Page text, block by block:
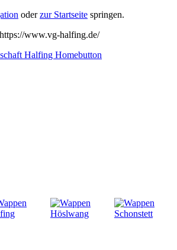
oderzur Startseite springen.
www.vg-halfing.de/